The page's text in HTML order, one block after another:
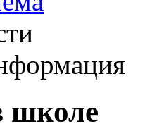
школе